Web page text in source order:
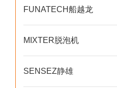
FUNATECH船越龙
MIXTER脱泡机
SENSEZ静雄